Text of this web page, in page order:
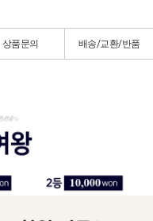
상품문의 배송/교환/반품